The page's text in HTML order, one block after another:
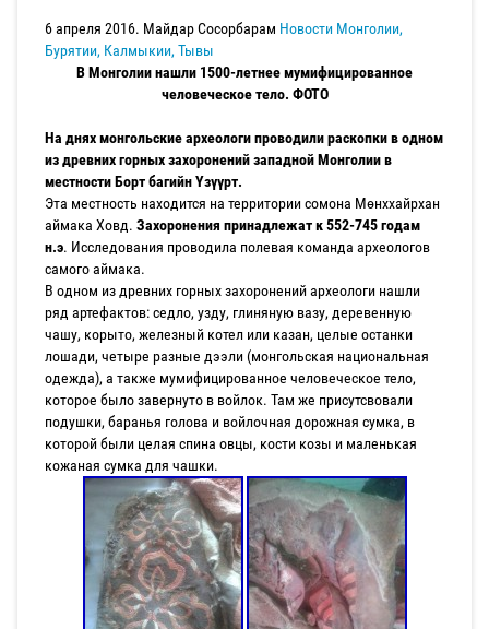
6 апреля 2016. Майдар Сосорбарам Новости Монголии,
Бурятии, Калмыкии, Тывы
В Монголии нашли 1500-летнее мумифицированное
человеческое тело. ФОТО
На днях монгольские археологи проводили раскопки в одном
из древних горных захоронений западной Монголии в
местности Борт багийн Үзүүрт.
Эта местность находится на территории сомона Мөнххайрхан
аймака Ховд. Захоронения принадлежат к 552-745 годам
н.э. Исследования проводила полевая команда археологов
самого аймака.
В одном из древних горных захоронений археологи нашли
ряд артефактов: седло, узду, глиняную вазу, деревенную
чашу, корыто, железный котел или казан, целые останки
лошади, четыре разные дээли (монгольская национальная
одежда), а также мумифицированное человеческое тело,
которое было завернуто в войлок. Там же присутсвовали
подушки, баранья голова и войлочная дорожная сумка, в
которой были целая спина овцы, кости козы и маленькая
кожаная сумка для чашки.